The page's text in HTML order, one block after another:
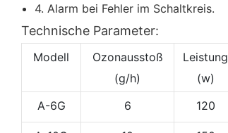
4. Alarm bei Fehler im Schaltkreis.
Technische Parameter:
Modell
Ozonausstoß
(g/h)
Leistung
(w)
A-6G
6 120